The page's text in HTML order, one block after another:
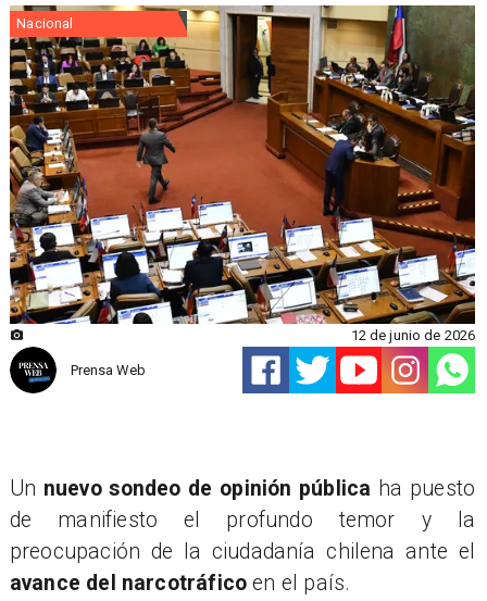
Nacional
Prensa Web
12 de junio de 2026
Un nuevo sondeo de opinión pública ha puesto
de manifiesto el profundo temor y la
preocupación de la ciudadanía chilena ante el
avance del narcotráfico en el país.